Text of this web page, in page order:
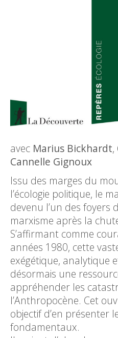
avec Marius Bickhardt,
Cannelle Gignoux
Issu des marges du
l’écologie politique, le
devenu l’un des foyers
marxisme après la
S’affirmant comme
années 1980, cette
exégétique, analytique
désormais une
appréhender les
l’Anthropocène. Cet
objectif d’en présenter
fondamentaux.